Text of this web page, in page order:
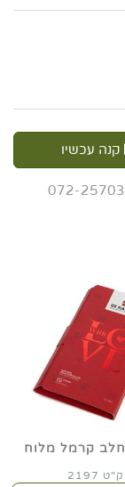
קנה עכשיו
072-
חלב קרמל מלוח
2197